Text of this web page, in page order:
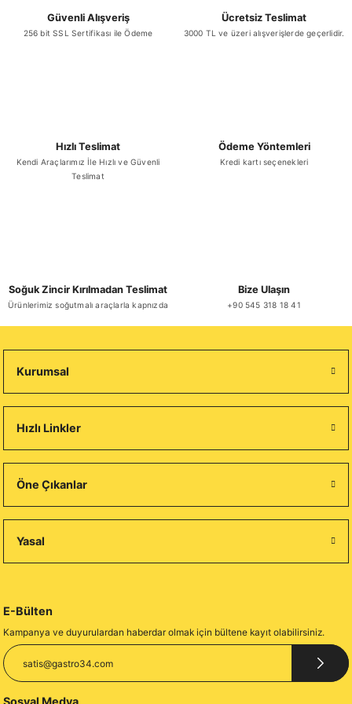
Güvenli Alışveriş
256 bit SSL Sertifikası ile Ödeme
Ücretsiz Teslimat
3000 TL ve üzeri alışverişlerde geçerlidir.
Hızlı Teslimat
Kendi Araçlarımız İle Hızlı ve Güvenli
Teslimat
Ödeme Yöntemleri
Kredi kartı seçenekleri
Soğuk Zincir Kırılmadan Teslimat
Ürünlerimiz soğutmalı araçlarla kapnızda
Bize Ulaşın
+90 545 318 18 41
Kurumsal
Hızlı Linkler
Öne Çıkanlar
Yasal
E-Bülten
Kampanya ve duyurulardan haberdar olmak için bültene kayıt olabilirsiniz.
Sosyal Medya